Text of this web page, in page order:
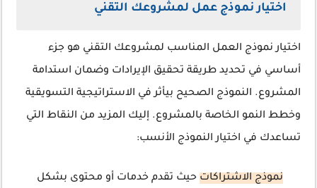
اختيار نموذج عمل لمشروعك التقني
اختيار نموذج العمل المناسب لمشروعك التقني هو جزء
أساسي في تحديد طريقة تحقيق الإيرادات وضمان استدامة
المشروع. النموذج الصحيح بيأثر في الاستراتيجية التسويقية
وخطط النمو الخاصة بالمشروع. إليك المزيد من النقاط التي
تساعدك في اختيار النموذج الأنسب:
نموذج الاشتراكات حيث تقدم خدمات أو محتوى بشكل